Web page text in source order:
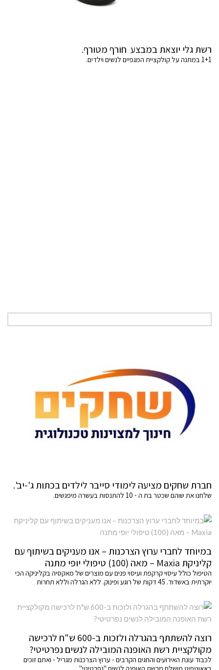
רשת גלי יוצאת במבצע חורף מטורף.
1+1 במתנה על קולקציית המגפיים לנשים וילדים.
חברת שחקים מציעה לימודי סייבר לילדים בכתות ג'-יב'.
שלחנו את שוהם שכטר בת ה - 10 להתנסות בעשרה מיפגשים.
במיוחד לחברי ערוץ הצרכנות – אנו מעניקים בשיתוף עם
קליניקת Maxia – מאה (100) טיפולי יופי מתנה
הטיפול כולל עיסוי קרקפת ועיסוי פנים עם מוצרים של מאקסיה בקליניקה הכי
יוקרתית באשדוד. 45 דקות של רוגע ופינוק. ללא הגרלה וללא תחרות
רוצה להשתתף בהגרלה ולזכות ב-600 ש"ח לרכישה
מקולקציית רשת האופנה המובילה לנשים נפרטיטי?
לכבוד עונת האירועים והחגים הקרבים - ערוץ הצרכנות מגריל - ואתם זוכים